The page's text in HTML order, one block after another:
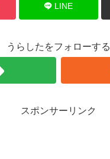
LINE
うらしたをフォローする
スポンサーリンク